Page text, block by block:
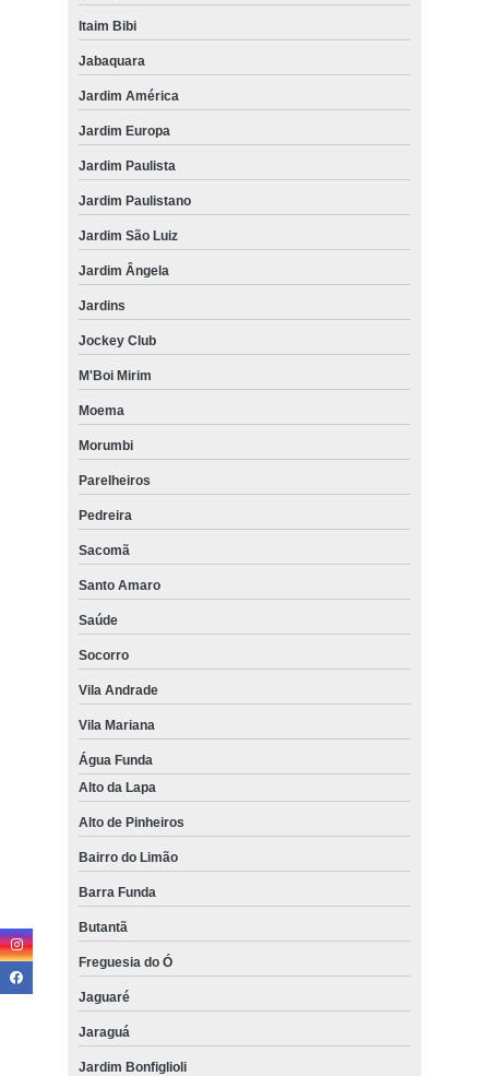
Itaim Bibi
Jabaquara
Jardim América
Jardim Europa
Jardim Paulista
Jardim Paulistano
Jardim São Luiz
Jardim Ângela
Jardins
Jockey Club
M'Boi Mirim
Moema
Morumbi
Parelheiros
Pedreira
Sacomã
Santo Amaro
Saúde
Socorro
Vila Andrade
Vila Mariana
Água Funda
Alto da Lapa
Alto de Pinheiros
Bairro do Limão
Barra Funda
Butantã
Freguesia do Ó
Jaguaré
Jaraguá
Jardim Bonfiglioli